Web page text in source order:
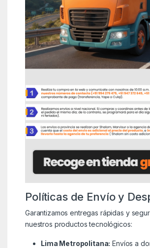
Políticas de Envío y
Garantizamos entregas rápidas y
nuestros productos tecnológicos:
Lima Metropolitana: Envíos a